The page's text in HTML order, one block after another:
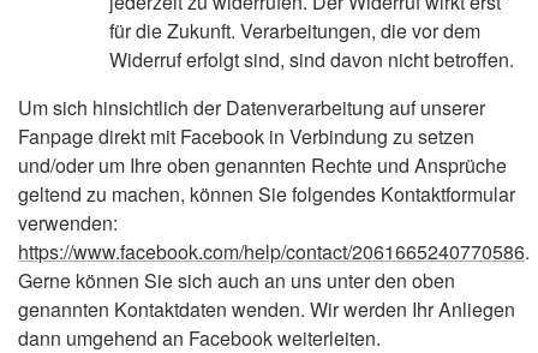
für die Zukunft. Verarbeitungen, die vor dem
Widerruf erfolgt sind, sind davon nicht betroffen.
Um sich hinsichtlich der Datenverarbeitung auf unserer
Fanpage direkt mit Facebook in Verbindung zu setzen
und/oder um Ihre oben genannten Rechte und Ansprüche
geltend zu machen, können Sie folgendes Kontaktformular
verwenden:
https://www.facebook.com/help/contact/2061665240770586.
Gerne können Sie sich auch an uns unter den oben
genannten Kontaktdaten wenden. Wir werden Ihr Anliegen
dann umgehend an Facebook weiterleiten.